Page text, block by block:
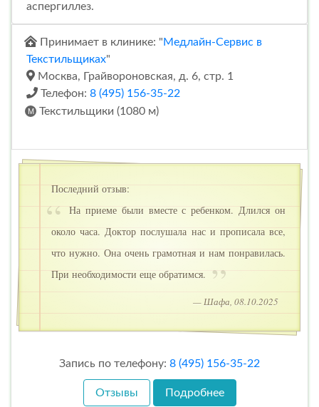
аспергиллез.
Принимает в клинике: "Медлайн-Сервис в
Текстильщиках"
Москва, Грайвороновская, д. 6, стр. 1
Телефон: 8 (495) 156-35-22
Текстильщики (1080 м)
Последний отзыв:
На приеме были вместе с ребенком. Длился он
около часа. Доктор послушала нас и прописала все,
что нужно. Она очень грамотная и нам понравилась.
При необходимости еще обратимся.
— Шафа, 08.10.2025
Запись по телефону: 8 (495) 156-35-22
Отзывы Подробнее